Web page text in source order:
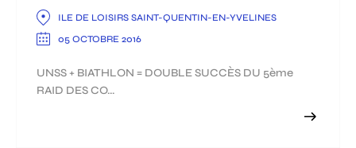
ILE DE LOISIRS SAINT-QUENTIN-EN-YVELINES
05 OCTOBRE 2016
UNSS + BIATHLON = DOUBLE SUCCÈS DU 5ème
RAID DES CO...